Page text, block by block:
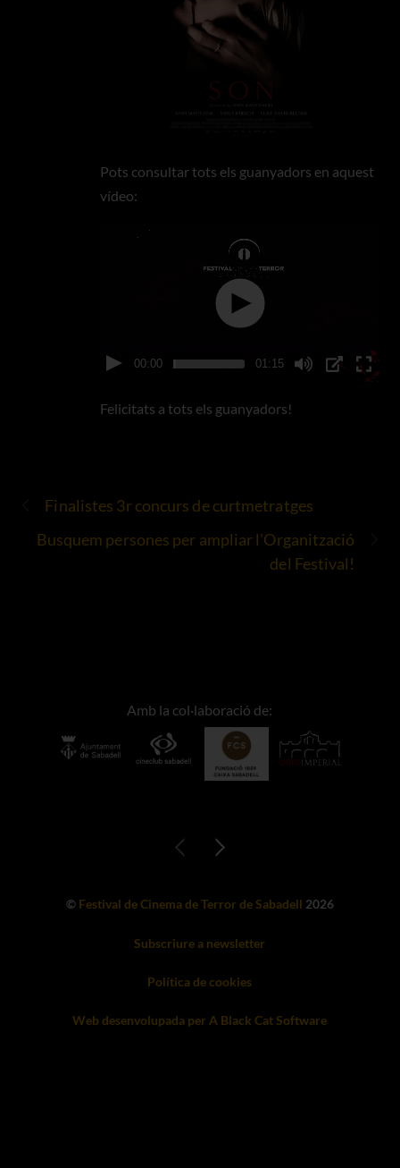
Pots consultar tots els guanyadors en aquest
vídeo:
00:00 01:15
Felicitats a tots els guanyadors!
Finalistes 3r concurs de curtmetratges
Busquem persones per ampliar l’Organització
del Festival!
Amb la col·laboració de:
© Festival de Cinema de Terror de Sabadell 2026
Subscriure a newsletter
Política de cookies
Web desenvolupada per A Black Cat Software